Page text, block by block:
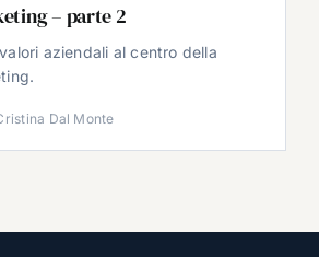
– parte 2
aziendali al centro della
Dal Monte